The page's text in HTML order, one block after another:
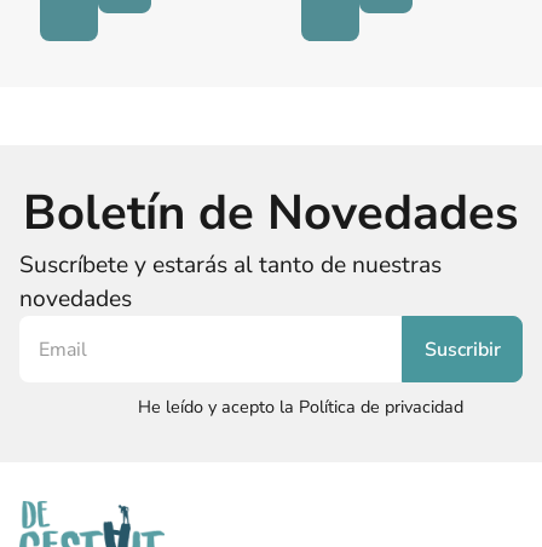
Boletín de Novedades
Suscríbete y estarás al tanto de nuestras
novedades
He leído y acepto la Política de privacidad